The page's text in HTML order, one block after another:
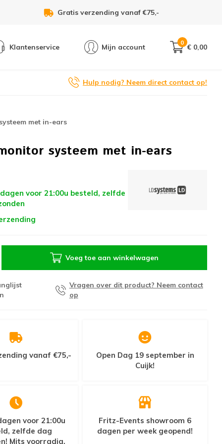
Voor 21:00u besteld, zelfde dag verzonden!
Klantenservice Mijn account
0
€ 0,00
Hulp nodig? Neem direct contact op!
met in-ears
systeem met in-ears
voor 21:00u besteld, zelfde
Voeg toe aan winkelwagen
Vragen over dit product? Neem contact
op
vanaf €75,-
Open Dag 19 september in
Cuijk!
voor 21:00u
zelfde dag
Mits voorradig.
Fritz-Events showroom 6
dagen per week geopend!